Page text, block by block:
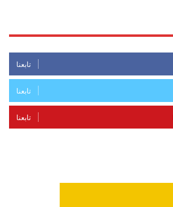
تابعنا
تابعنا
تابعنا